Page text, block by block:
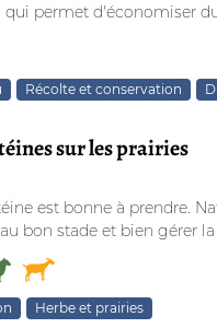
qui permet d'économiser
Récolte et conservation
sur les prairies
est bonne à prendre.
bon stade et bien gérer
Herbe et prairies